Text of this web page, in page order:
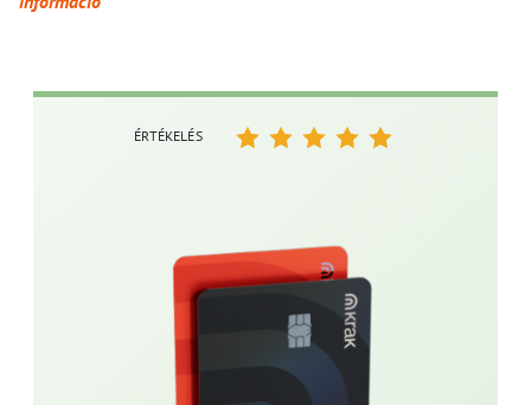
ÉRTÉKELÉS